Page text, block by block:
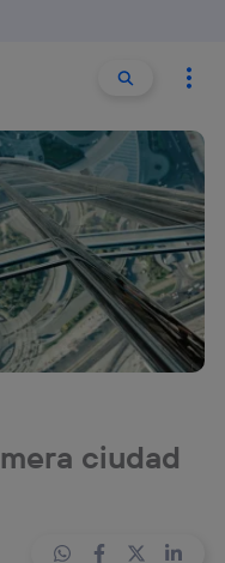
Buscar
ciudad